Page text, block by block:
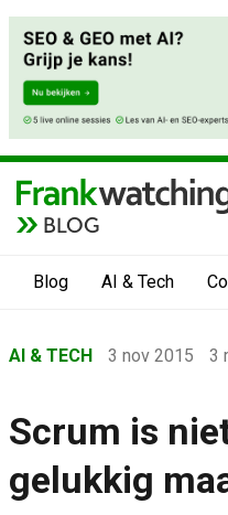
BLOG
Blog AI & Tech
›
›
AI & Tech
AI & TECH 3 nov 2015 3
Scrum is
gelukkig